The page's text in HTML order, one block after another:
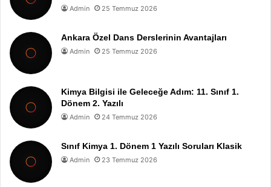
Admin 25 Temmuz 2026
Ankara Özel Dans Derslerinin Avantajları
Admin 25 Temmuz 2026
Kimya Bilgisi ile Geleceğe Adım: 11. Sınıf 1.
Dönem 2. Yazılı
Admin 24 Temmuz 2026
Sınıf Kimya 1. Dönem 1 Yazılı Soruları Klasik
Admin 23 Temmuz 2026